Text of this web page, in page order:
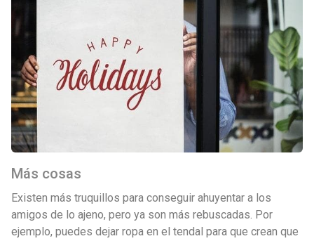
Más cosas
Existen más truquillos para conseguir ahuyentar a los
amigos de lo ajeno, pero ya son más rebuscadas. Por
ejemplo, puedes dejar ropa en el tendal para que crean que